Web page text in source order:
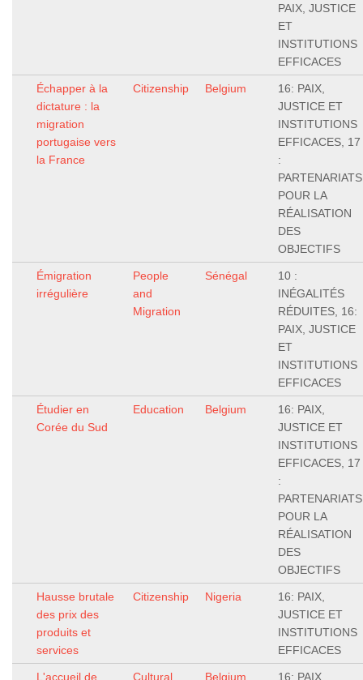
PAIX, JUSTICE
ET
INSTITUTIONS
EFFICACES
Échapper à la
dictature : la
migration
portugaise vers
la France
Citizenship Belgium
16: PAIX,
JUSTICE ET
INSTITUTIONS
EFFICACES, 17
:
PARTENARIATS
POUR LA
RÉALISATION
DES
OBJECTIFS
Émigration
irrégulière
People
and
Migration
Sénégal
10 :
INÉGALITÉS
RÉDUITES, 16:
PAIX, JUSTICE
ET
INSTITUTIONS
EFFICACES
Étudier en
Corée du Sud
Education Belgium
16: PAIX,
JUSTICE ET
INSTITUTIONS
EFFICACES, 17
:
PARTENARIATS
POUR LA
RÉALISATION
DES
OBJECTIFS
Hausse brutale
des prix des
produits et
services
Citizenship Nigeria
16: PAIX,
JUSTICE ET
INSTITUTIONS
EFFICACES
L'accueil de Cultural Belgium 16: PAIX,